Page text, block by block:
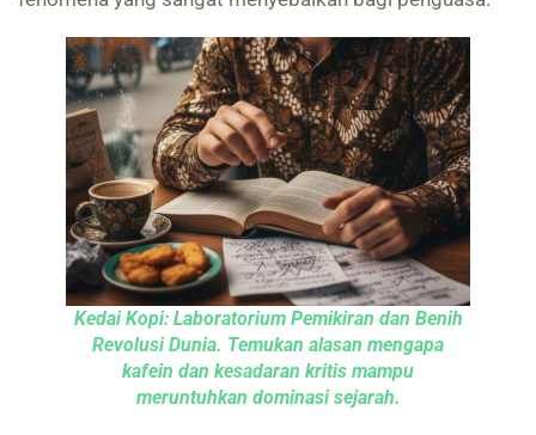
Kedai Kopi: Laboratorium Pemikiran dan Benih
Revolusi Dunia. Temukan alasan mengapa
kafein dan kesadaran kritis mampu
meruntuhkan dominasi sejarah.